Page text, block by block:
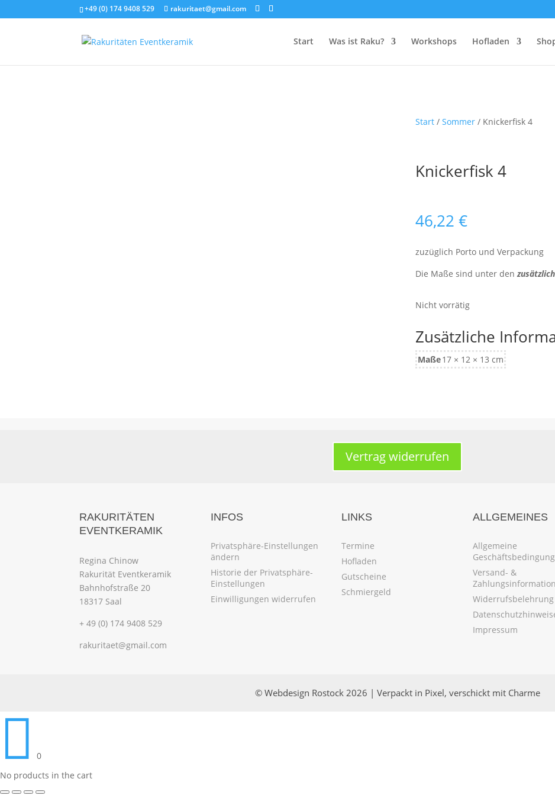
+49 (0) 174 9408 529 rakuritaet@gmail.com
Start Was ist Raku? Workshops Hofladen
Start/ Sommer/ Knickerfisk 4
Knickerfisk 4
46,22 €
zuzüglich Porto und Verpackung
Die Maße sind unter den
Nicht vorrätig
Zusätzliche
Maße17 × 12 × 13 cm
Vertrag widerrufen
RAKURITÄTEN
EVENTKERAMIK
Regina Chinow
Rakurität Eventkeramik
Bahnhofstraße 20
18317 Saal
+ 49 (0) 174 9408 529
rakuritaet@gmail.com
INFOS
Privatsphäre-Einstellungen
ändern
Historie der Privatsphäre-
Einstellungen
Einwilligungen widerrufen
LINKS
Termine
Hofladen
Gutscheine
Schmiergeld
ALLGEMEINES
Allgemeine
Versand- &
Widerrufsbelehrung
Impressum
© Webdesign Rostock 2026 | Verpackt in Pixel, verschickt mit Charme

0
No products in the cart